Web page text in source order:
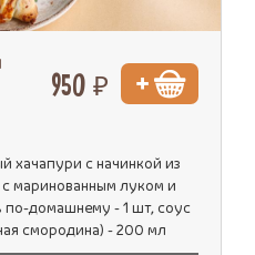
950 ₽
хачапури с начинкой из
маринованным луком и
по-домашнему - 1 шт, соус
смородина) - 200 мл